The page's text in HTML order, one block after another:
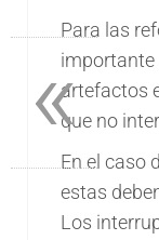
Para las
importante
artefactos
que no
En el caso
estas
Los
«